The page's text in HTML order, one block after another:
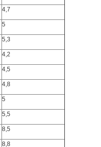
4,7
5
5,3
4,2
4,5
4,8
5
5,5
8,5
8,8